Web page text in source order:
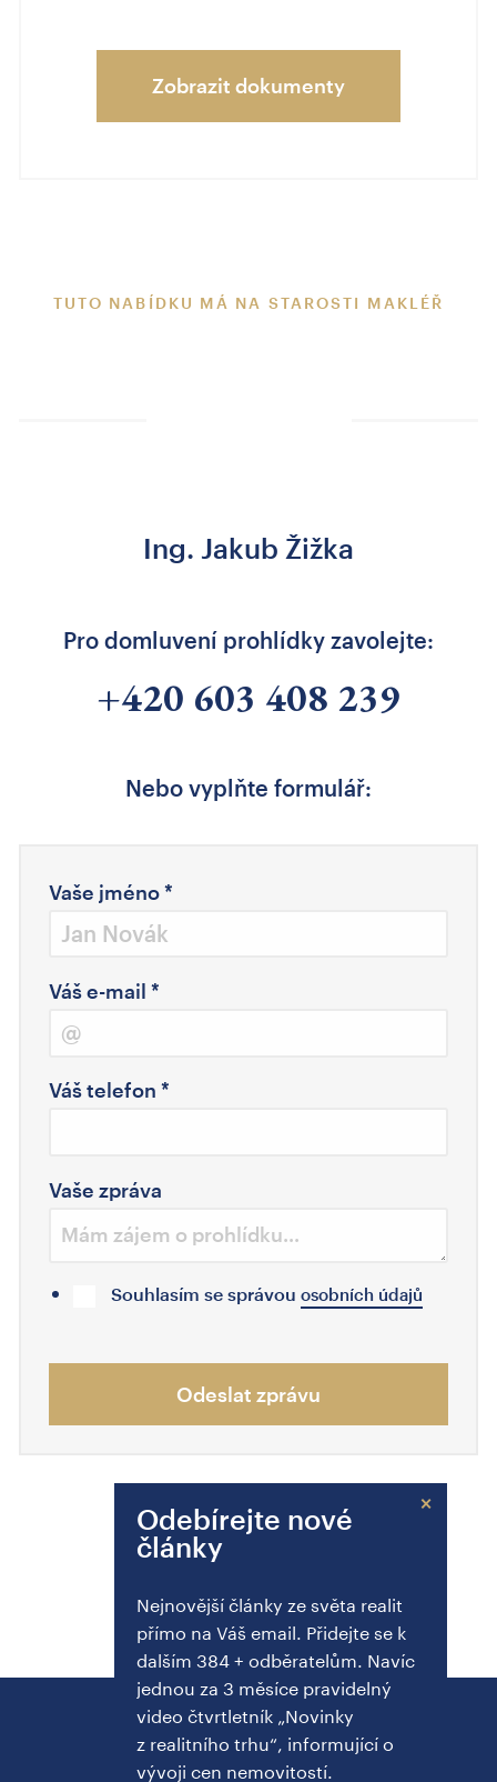
Zobrazit dokumenty
TUTO NABÍDKU MÁ NA STAROSTI MAKLÉŘ
Ing. Jakub Žižka
Pro domluvení prohlídky zavolejte:
+420 603 408 239
Nebo vyplňte formulář:
Vaše jméno*
Váš e-mail *
Váš telefon *
Vaše zpráva
Souhlasím se správouosobních údajů
Odeslat zprávu
×
Odebírejte nové
články
Nejnovější články ze světa realit
přímo na Váš email. Přidejte se k
dalším 384 + odběratelům. Navíc
jednou za 3 měsíce pravidelný
video čtvrtletník „Novinky
z realitního trhu“, informující o
vývoji cen nemovitostí.